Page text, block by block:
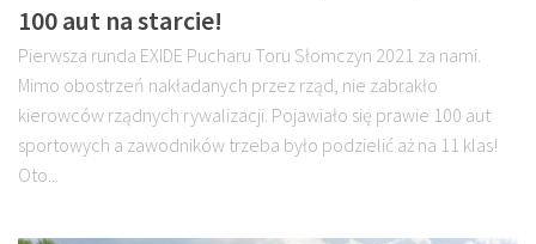
100 aut na starcie!
Pierwsza runda EXIDE Pucharu Toru Słomczyn 2021 za nami.
Mimo obostrzeń nakładanych przez rząd, nie zabrakło
kierowców rządnych rywalizacji. Pojawiało się prawie 100 aut
sportowych a zawodników trzeba było podzielić aż na 11 klas!
Oto...